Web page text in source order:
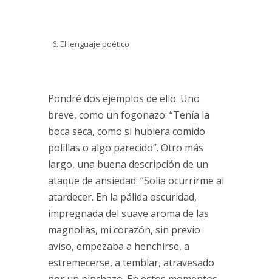
El lenguaje poético
Pondré dos ejemplos de ello. Uno
breve, como un fogonazo: “Tenía la
boca seca, como si hubiera comido
polillas o algo parecido”. Otro más
largo, una buena descripción de un
ataque de ansiedad: “Solía ocurrirme al
atardecer. En la pálida oscuridad,
impregnada del suave aroma de las
magnolias, mi corazón, sin previo
aviso, empezaba a henchirse, a
estremecerse, a temblar, atravesado